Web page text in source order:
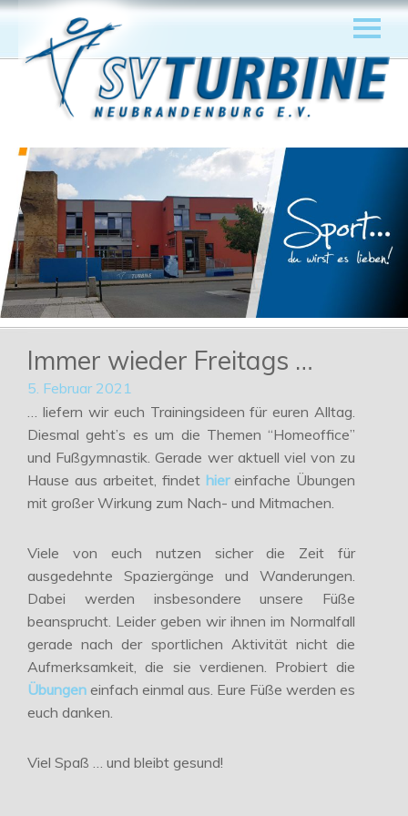
Immer wieder Freitags …
5. Februar 2021
… liefern wir euch Trainingsideen für euren Alltag.
Diesmal geht’s es um die Themen “Homeoffice”
und Fußgymnastik. Gerade wer aktuell viel von zu
Hause aus arbeitet, findet hiereinfache Übungen
mit großer Wirkung zum Nach- und Mitmachen.
Viele von euch nutzen sicher die Zeit für
ausgedehnte Spaziergänge und Wanderungen.
Dabei werden insbesondere unsere Füße
beansprucht. Leider geben wir ihnen im Normalfall
gerade nach der sportlichen Aktivität nicht die
Aufmerksamkeit, die sie verdienen. Probiert die
Übungen einfach einmal aus. Eure Füße werden es
euch danken.
Viel Spaß … und bleibt gesund!